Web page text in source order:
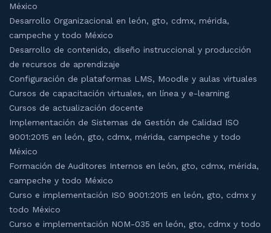
México
Desarrollo Organizacional en león, gto, cdmx, mérida,
campeche y todo México
Desarrollo de contenido, diseño instruccional y producción
de recursos de aprendizaje
Configuración de plataformas LMS, Moodle y aulas virtuales
Cursos de capacitación virtuales, en línea y e-learning
Cursos de actualización docente
Implementación de Sistemas de Gestión de Calidad ISO
9001:2015 en león, gto, cdmx, mérida, campeche y todo
México
Formación de Auditores Internos en león, gto, cdmx, mérida,
campeche y todo México
Curso e implementación ISO 9001:2015 en león, gto, cdmx y
todo México
Curso e implementación NOM-035 en león, gto, cdmx y todo